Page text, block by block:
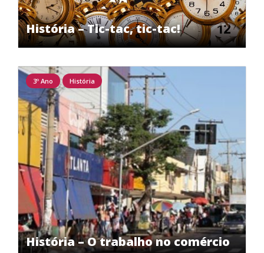
História – Tic-tac, tic-tac!
História – O trabalho no comércio
3º Ano História